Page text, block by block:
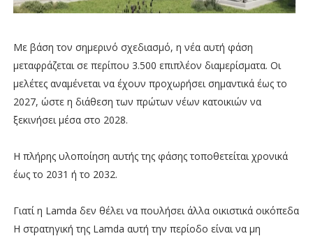
Με βάση τον σημερινό σχεδιασμό, η νέα αυτή φάση
μεταφράζεται σε περίπου 3.500 επιπλέον διαμερίσματα. Οι
μελέτες αναμένεται να έχουν προχωρήσει σημαντικά έως το
2027, ώστε η διάθεση των πρώτων νέων κατοικιών να
ξεκινήσει μέσα στο 2028.
Η πλήρης υλοποίηση αυτής της φάσης τοποθετείται χρονικά
έως το 2031 ή το 2032.
Γιατί η Lamda δεν θέλει να πουλήσει άλλα οικιστικά οικόπεδα
Η στρατηγική της Lamda αυτή την περίοδο είναι να μη